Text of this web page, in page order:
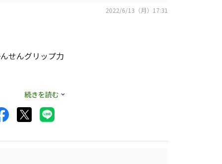
2022/6/13（月）17:31
せんグリップ力
続きを読む